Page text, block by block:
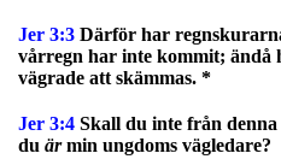
Jer 3:3 Därför har
vårregn har inte kommit; ändå
vägrade att skämmas. *
Jer 3:4 Skall du inte från
du ärmin ungdoms vägledare?